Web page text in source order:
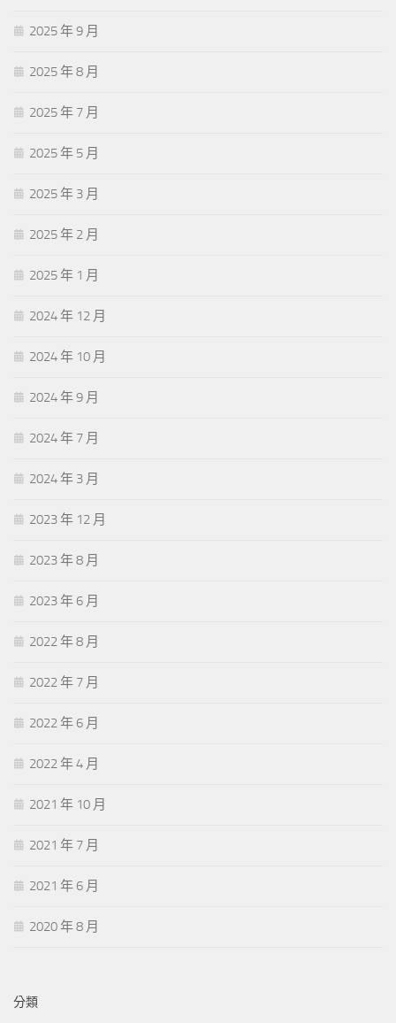
2025 年 9 月
2025 年 8 月
2025 年 7 月
2025 年 5 月
2025 年 3 月
2025 年 2 月
2025 年 1 月
2024 年 12 月
2024 年 10 月
2024 年 9 月
2024 年 7 月
2024 年 3 月
2023 年 12 月
2023 年 8 月
2023 年 6 月
2022 年 8 月
2022 年 7 月
2022 年 6 月
2022 年 4 月
2021 年 10 月
2021 年 7 月
2021 年 6 月
2020 年 8 月
分類